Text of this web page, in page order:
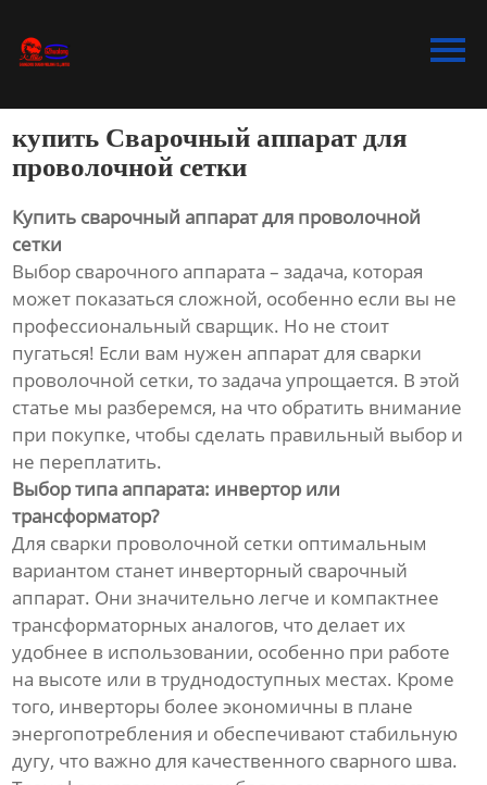
Bидео
О Hас
Контакты
купить Сварочный аппарат для
проволочной сетки
Купить сварочный аппарат для проволочной
сетки
Выбор сварочного аппарата – задача, которая
может показаться сложной, особенно если вы не
профессиональный сварщик. Но не стоит
пугаться! Если вам нужен аппарат для сварки
проволочной сетки, то задача упрощается. В этой
статье мы разберемся, на что обратить внимание
при покупке, чтобы сделать правильный выбор и
не переплатить.
Выбор типа аппарата: инвертор или
трансформатор?
Для сварки проволочной сетки оптимальным
вариантом станет инверторный сварочный
аппарат. Они значительно легче и компактнее
трансформаторных аналогов, что делает их
удобнее в использовании, особенно при работе
на высоте или в труднодоступных местах. Кроме
того, инверторы более экономичны в плане
энергопотребления и обеспечивают стабильную
дугу, что важно для качественного сварного шва.